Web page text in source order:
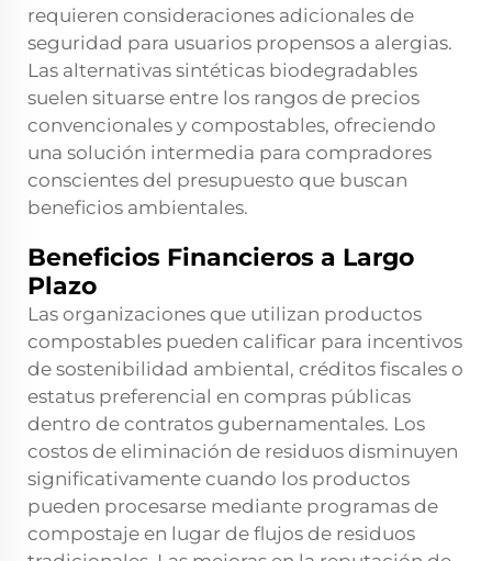
requieren consideraciones adicionales de
seguridad para usuarios propensos a alergias.
Las alternativas sintéticas biodegradables
suelen situarse entre los rangos de precios
convencionales y compostables, ofreciendo
una solución intermedia para compradores
conscientes del presupuesto que buscan
beneficios ambientales.
Beneficios Financieros a Largo
Plazo
Las organizaciones que utilizan productos
compostables pueden calificar para incentivos
de sostenibilidad ambiental, créditos fiscales o
estatus preferencial en compras públicas
dentro de contratos gubernamentales. Los
costos de eliminación de residuos disminuyen
significativamente cuando los productos
pueden procesarse mediante programas de
compostaje en lugar de flujos de residuos